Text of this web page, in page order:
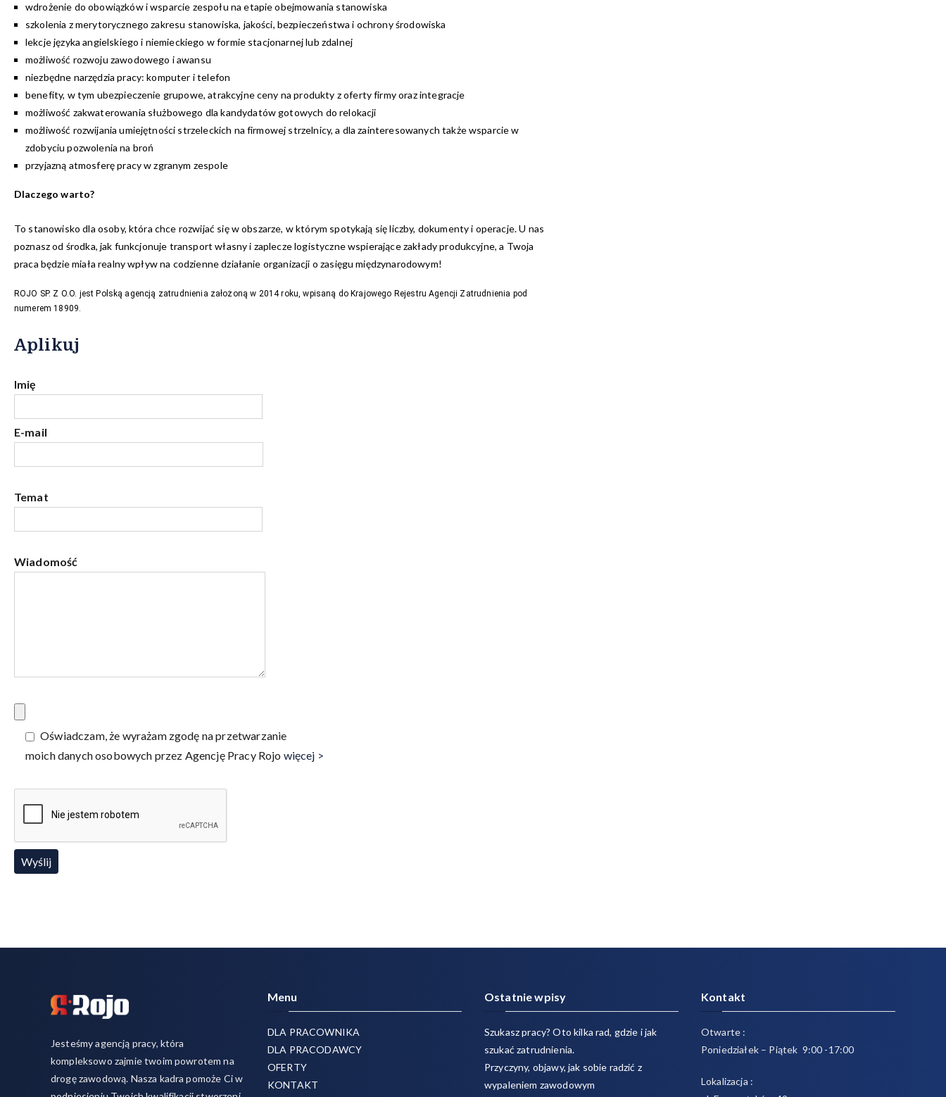
wdrożenie do obowiązków i wsparcie zespołu na etapie obejmowania stanowiska
szkolenia z merytorycznego zakresu stanowiska, jakości, bezpieczeństwa i ochrony środowiska
lekcje języka angielskiego i niemieckiego w formie stacjonarnej lub zdalnej
możliwość rozwoju zawodowego i awansu
niezbędne narzędzia pracy: komputer i telefon
benefity, w tym ubezpieczenie grupowe, atrakcyjne ceny na produkty z oferty firmy oraz integracje
możliwość zakwaterowania służbowego dla kandydatów gotowych do relokacji
możliwość rozwijania umiejętności strzeleckich na firmowej strzelnicy, a dla zainteresowanych także wsparcie w
zdobyciu pozwolenia na broń
przyjazną atmosferę pracy w zgranym zespole
Dlaczego warto?
To stanowisko dla osoby, która chce rozwijać się w obszarze, w którym spotykają się liczby, dokumenty i operacje. U nas
poznasz od środka, jak funkcjonuje transport własny i zaplecze logistyczne wspierające zakłady produkcyjne, a Twoja
praca będzie miała realny wpływ na codzienne działanie organizacji o zasięgu międzynarodowym!
ROJO SP. Z O.O. jest Polską agencją zatrudnienia założoną w 2014 roku, wpisaną do Krajowego Rejestru Agencji Zatrudnienia pod
numerem 18909.
Aplikuj
Imię
E-mail
Temat
Wiadomość
Oświadczam, że wyrażam zgodę na przetwarzanie
moich danych osobowych przez Agencję Pracy Rojo więcej >
Jesteśmy agencją pracy, która
kompleksowo zajmie twoim powrotem na
drogę zawodową. Nasza kadra pomoże Ci w
Menu
DLA PRACOWNIKA
DLA PRACODAWCY
OFERTY
KONTAKT
Ostatnie wpisy
Szukasz pracy? Oto kilka rad, gdzie i jak
szukać zatrudnienia.
Przyczyny, objawy, jak sobie radzić z
wypaleniem zawodowym
Kontakt
Otwarte :
Poniedziałek – Piątek 9:00 -17:00
Lokalizacja :